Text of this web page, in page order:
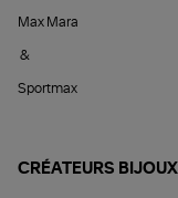
Max Mara
&
Sportmax
CRÉATEURS BIJOUX